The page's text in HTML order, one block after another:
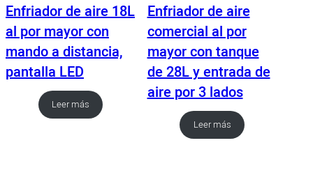
Enfriador de aire 18L
al por mayor con
mando a distancia,
pantalla LED
Leer más
Enfriador de aire
comercial al por
mayor con tanque
de 28L y entrada de
aire por 3 lados
Leer más